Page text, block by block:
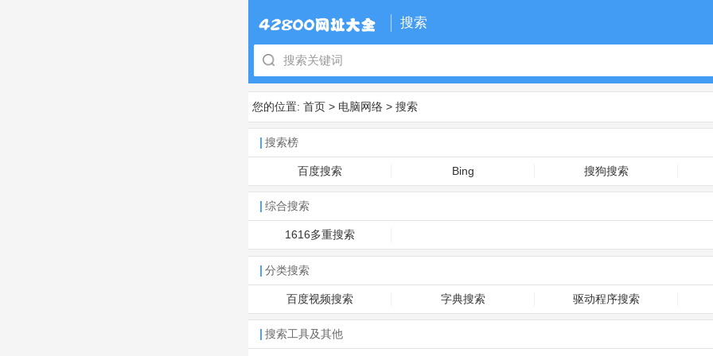
搜索
您的位置: 首页 > 电脑网络 > 搜索
搜索榜
百度搜索 Bing 搜狗搜索
综合搜索
1616多重搜索
分类搜索
百度视频搜索 字典搜索 驱动程序搜索
搜索工具及其他